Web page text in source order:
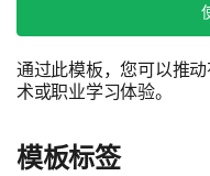
通过此模板，您可以推
术或职业学习体验。
模板标签